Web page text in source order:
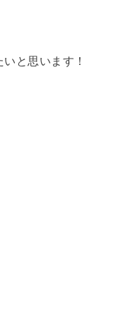
と思います！